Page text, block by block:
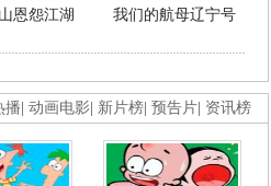
恩怨江湖 我们的航母辽宁号
播 动画电影 新片榜 预告片 资讯榜